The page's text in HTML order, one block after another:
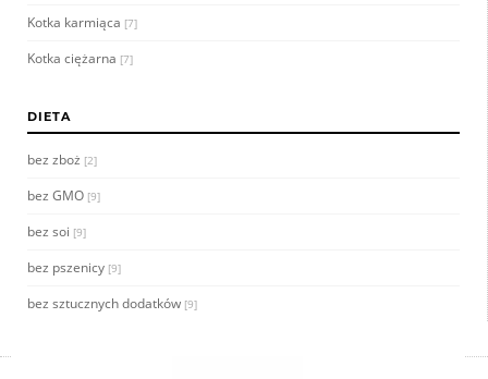
Kotka karmiąca [7]
Kotka ciężarna [7]
DIETA
bez zboż [2]
bez GMO [9]
bez soi [9]
bez pszenicy [9]
bez sztucznych dodatków [9]